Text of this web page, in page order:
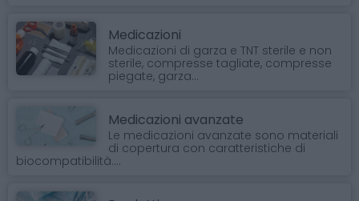
Medicazioni
Medicazioni di garza e TNT sterile e non
sterile, compresse tagliate, compresse
piegate, garza...
Medicazioni avanzate
Le medicazioni avanzate sono materiali
di copertura con caratteristiche di
biocompatibilità....